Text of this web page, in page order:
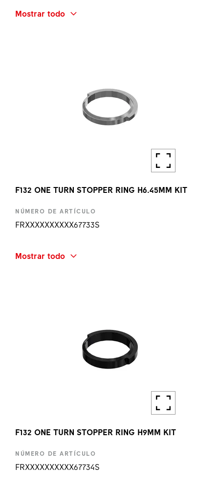
F132 ONE GROMMET ID5.25/OD6.5-11.1 KIT
Mostrar todo
F132 ONE TURN STOPPER RING H6.45MM KIT
NÚMERO DE ARTÍCULO
FRXXXXXXXXXX67733S
F132 ONE TURN STOPPER RING H6.45MM KIT
Mostrar todo
F132 ONE TURN STOPPER RING H9MM KIT
NÚMERO DE ARTÍCULO
FRXXXXXXXXXX67734S